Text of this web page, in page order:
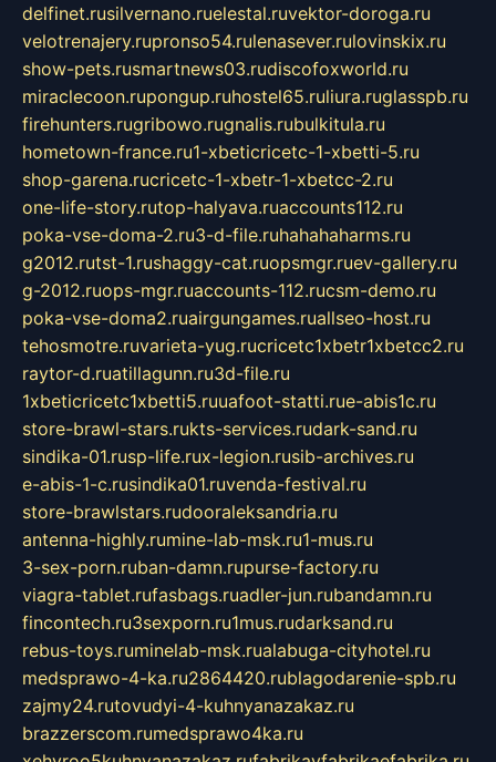
delfinet.rusilvernano.ruelestal.ruvektor-doroga.ru
velotrenajery.rupronso54.rulenasever.rulovinskix.ru
show-pets.rusmartnews03.rudiscofoxworld.ru
miraclecoon.rupongup.ruhostel65.ruliura.ruglasspb.ru
firehunters.rugribowo.rugnalis.rubulkitula.ru
hometown-france.ru1-xbeticricetc-1-xbetti-5.ru
shop-garena.rucricetc-1-xbetr-1-xbetcc-2.ru
one-life-story.rutop-halyava.ruaccounts112.ru
poka-vse-doma-2.ru3-d-file.ruhahahaharms.ru
g2012.rutst-1.rushaggy-cat.ruopsmgr.ruev-gallery.ru
g-2012.ruops-mgr.ruaccounts-112.rucsm-demo.ru
poka-vse-doma2.ruairgungames.ruallseo-host.ru
tehosmotre.ruvarieta-yug.rucricetc1xbetr1xbetcc2.ru
raytor-d.ruatillagunn.ru3d-file.ru
1xbeticricetc1xbetti5.ruuafoot-statti.rue-abis1c.ru
store-brawl-stars.rukts-services.rudark-sand.ru
sindika-01.rusp-life.rux-legion.rusib-archives.ru
e-abis-1-c.rusindika01.ruvenda-festival.ru
store-brawlstars.rudooraleksandria.ru
antenna-highly.rumine-lab-msk.ru1-mus.ru
3-sex-porn.ruban-damn.rupurse-factory.ru
viagra-tablet.rufasbags.ruadler-jun.rubandamn.ru
fincontech.ru3sexporn.ru1mus.rudarksand.ru
rebus-toys.ruminelab-msk.rualabuga-cityhotel.ru
medsprawo-4-ka.ru2864420.rublagodarenie-spb.ru
zajmy24.rutovudyi-4-kuhnyanazakaz.ru
brazzerscom.rumedsprawo4ka.ru